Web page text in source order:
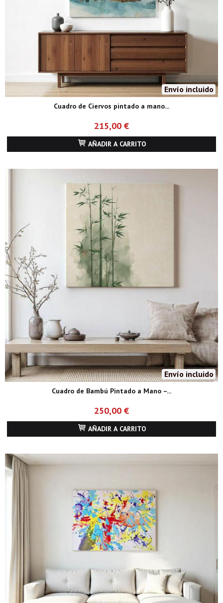
Envío incluido
Cuadro de Ciervos pintado a mano...
215,00 €
AÑADIR A CARRITO
Envío incluido
Cuadro de Bambú Pintado a Mano –...
250,00 €
AÑADIR A CARRITO